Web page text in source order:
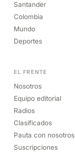
Santander
Colombia
Mundo
Deportes
EL FRENTE
Nosotros
Equipo editorial
Radios
Clasificados
Pauta con nosotros
Suscripciones